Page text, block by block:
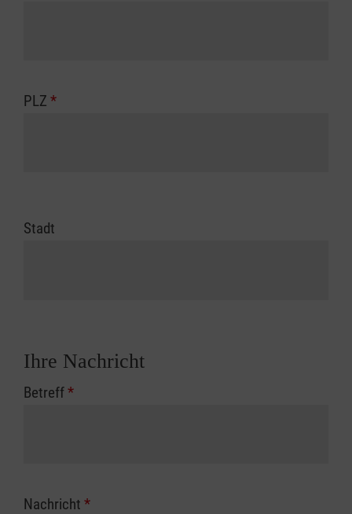
PLZ *
Stadt
Ihre Nachricht
Betreff*
Nachricht *